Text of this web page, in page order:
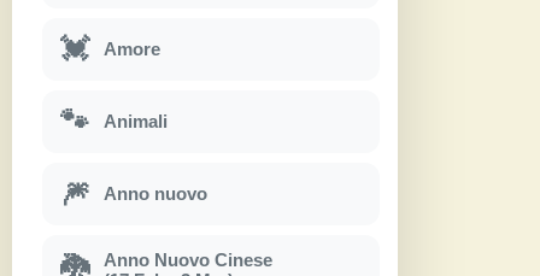
💓 Amore
🐾 Animali
🎆 Anno nuovo
🐉
Anno Nuovo Cinese